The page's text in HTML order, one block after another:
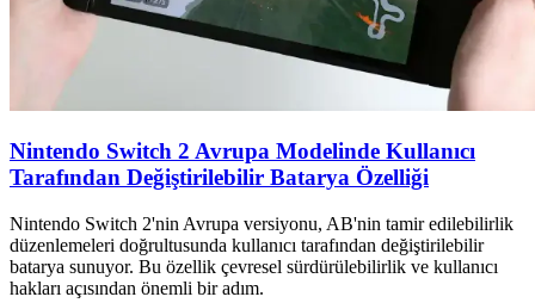
Nintendo Switch 2 Avrupa Modelinde Kullanıcı
Tarafından Değiştirilebilir Batarya Özelliği
Nintendo Switch 2'nin Avrupa versiyonu, AB'nin tamir edilebilirlik
düzenlemeleri doğrultusunda kullanıcı tarafından değiştirilebilir
batarya sunuyor. Bu özellik çevresel sürdürülebilirlik ve kullanıcı
hakları açısından önemli bir adım.